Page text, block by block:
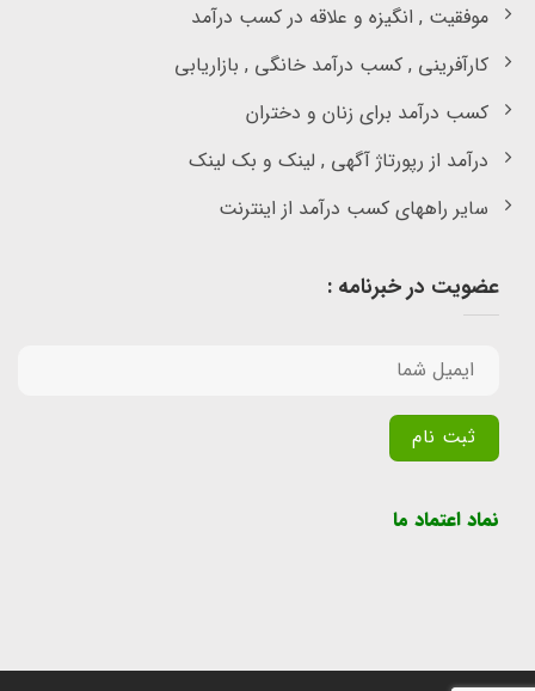
موفقیت , انگیزه و علاقه در کسب درآمد
کارآفرینی , کسب درآمد خانگی , بازاریابی
کسب درآمد برای زنان و دختران
درآمد از رپورتاژ آگهی , لینک و بک لینک
سایر راههای کسب درآمد از اینترنت
عضویت در خبرنامه :
نماد اعتماد ما